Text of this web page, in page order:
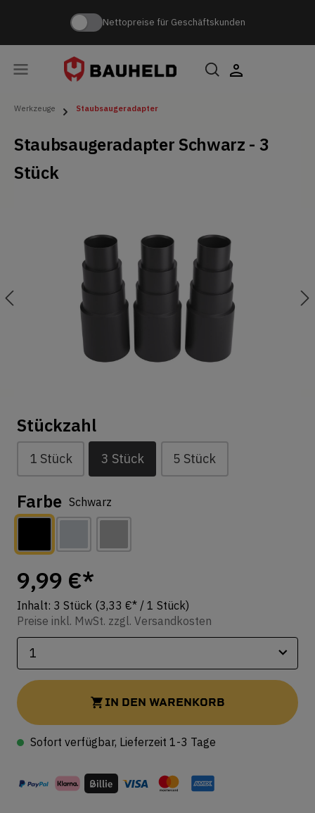
Nettopreise für Geschäftskunden
Werkzeuge Staubsaugeradapter
Staubsaugeradapter Schwarz - 3
Stück
Stückzahl
1 Stück 3 Stück 5 Stück
Farbe Schwarz
9,99 €*
Inhalt: 3 Stück (3,33 €* / 1 Stück)
Preise inkl. MwSt. zzgl. Versandkosten
IN DEN WARENKORB
Sofort verfügbar, Lieferzeit 1-3 Tage